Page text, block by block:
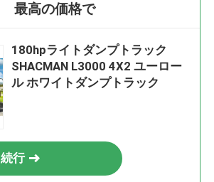
最高の価格で
180hpライトダンプトラック
SHACMAN L3000 4X2 ユーロー
ル ホワイトダンプトラック
続行